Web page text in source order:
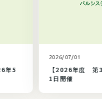
年5
2026/07/01
【2026年度 第
1日開催